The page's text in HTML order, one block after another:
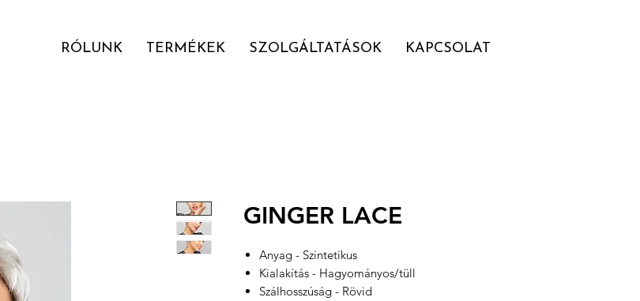
RÓLUNK TERMÉKEK SZOLGÁLTATÁSOK KAPCSOLAT
GINGER LACE
Anyag - Szintetikus
Kialakítás - Hagyományos/tüll
Szálhosszúság - Rövid